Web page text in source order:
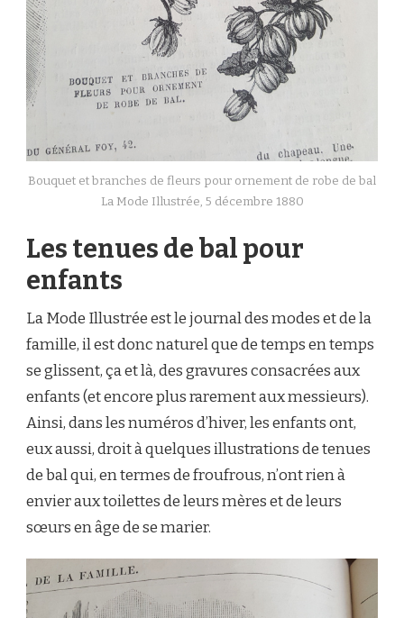
Bouquet et branches de fleurs pour ornement de robe de bal
La Mode Illustrée, 5 décembre 1880
Les tenues de bal pour
enfants
La Mode Illustrée est le journal des modes et de la
famille, il est donc naturel que de temps en temps
se glissent, ça et là, des gravures consacrées aux
enfants (et encore plus rarement aux messieurs).
Ainsi, dans les numéros d’hiver, les enfants ont,
eux aussi, droit à quelques illustrations de tenues
de bal qui, en termes de froufrous, n’ont rien à
envier aux toilettes de leurs mères et de leurs
sœurs en âge de se marier.